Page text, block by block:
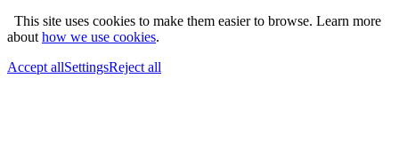
This site uses cookies to make them easier to browse. Learn more
about how we use cookies.
Accept allSettingsReject all